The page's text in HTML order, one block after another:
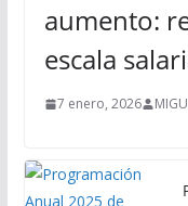
aumento:
escala
7 enero, 2026